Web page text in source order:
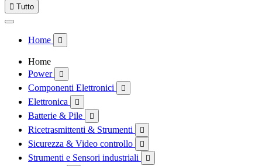
 Tutto
Home 
Home
Power

Componenti Elettronici 
Elettronica 
Batterie & Pile 
Ricetrasmittenti & Strumenti 
Sicurezza & Video controllo 
Strumenti e Sensori industriali 